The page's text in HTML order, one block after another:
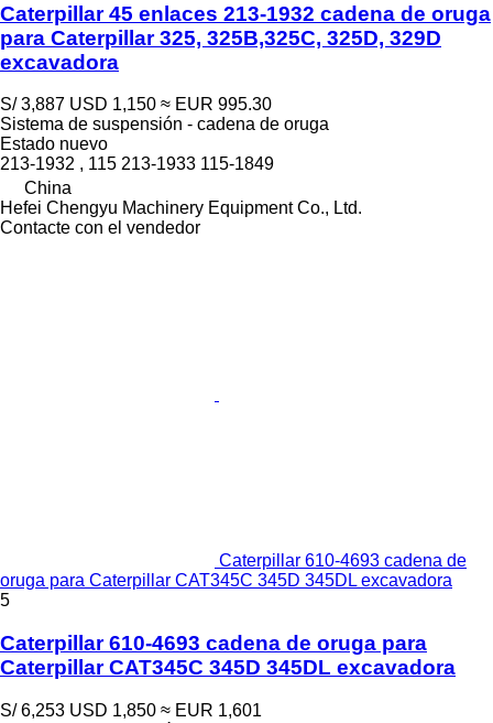
Caterpillar 45 enlaces 213-1932 cadena de oruga
para Caterpillar 325, 325B,325C, 325D, 329D
excavadora
S/ 3,887 USD 1,150 ≈ EUR 995.30
Sistema de suspensión - cadena de oruga
Estado nuevo
213-1932 , 115 213-1933 115-1849
China
Hefei Chengyu Machinery Equipment Co., Ltd.
Contacte con el vendedor
Caterpillar 610-4693 cadena de
oruga para Caterpillar CAT345C 345D 345DL excavadora
5
Caterpillar 610-4693 cadena de oruga para
Caterpillar CAT345C 345D 345DL excavadora
S/ 6,253 USD 1,850 ≈ EUR 1,601